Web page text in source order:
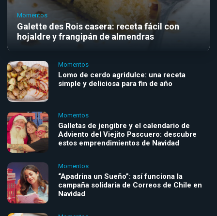
Momentos
Galette des Rois casera: receta fácil con
hojaldre y frangipán de almendras
Momentos
Lomo de cerdo agridulce: una receta
simple y deliciosa para fin de año
Momentos
Galletas de jengibre y el calendario de
Adviento del Viejito Pascuero: descubre
estos emprendimientos de Navidad
Momentos
“Apadrina un Sueño”: así funciona la
campaña solidaria de Correos de Chile en
Navidad